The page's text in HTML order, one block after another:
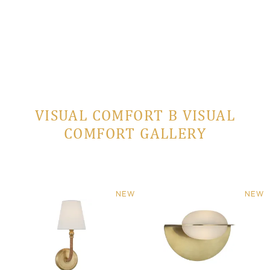
VISUAL COMFORT В VISUAL
COMFORT GALLERY
NEW NEW